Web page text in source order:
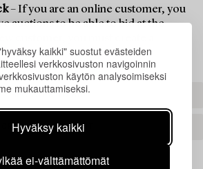
kaikki" suostut evästeiden
verkkosivuston navigoinnin
käytön analysoimiseksi
mukauttamiseksi.
Hyväksy kaikki
ei-välttämättömät
– If you are an online customer, you
auctions to be able to bid at the
customer, you must create a
CREATE AN ACCOUNT